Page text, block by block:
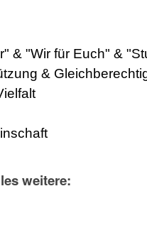
& "Wir für Euch" &
&
weitere: